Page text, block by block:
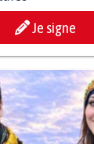
Je signe